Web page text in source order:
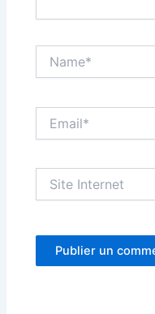
Internet